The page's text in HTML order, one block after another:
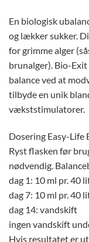
En biologisk
og lækker sukker.
for grimme alger
brunalger). Bio-
balance ved at
tilbyde en unik
vækststimulatorer.
Dosering Easy-Life
Ryst flasken før
nødvendig.
dag 1: 10 ml pr. 40
dag 7: 10 ml pr. 40
dag 14: vandskift
ingen vandskift
Hvis resultatet er